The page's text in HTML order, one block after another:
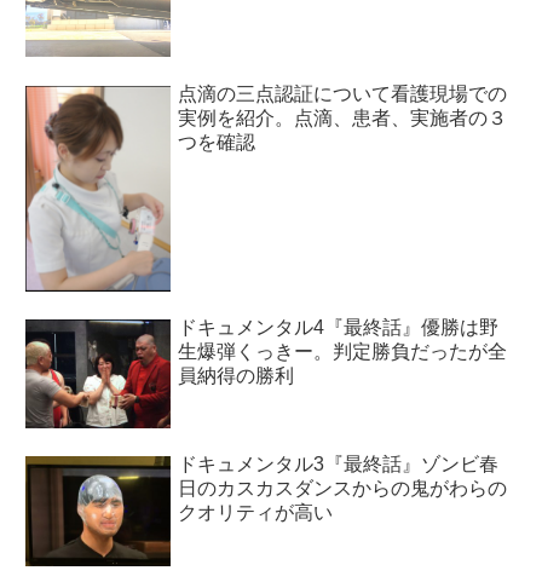
点滴の三点認証について看護現場での
実例を紹介。点滴、患者、実施者の３
つを確認
ドキュメンタル4『最終話』優勝は野
生爆弾くっきー。判定勝負だったが全
員納得の勝利
ドキュメンタル3『最終話』ゾンビ春
日のカスカスダンスからの鬼がわらの
クオリティが高い